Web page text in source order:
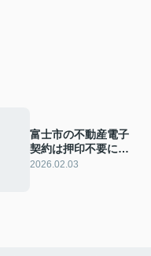
富士市の不動産電子
契約は押印不要に！
新制度の特徴や便利
2026.02.03